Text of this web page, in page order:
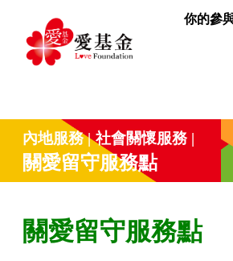
你的參
內地服務 社會關懷服務
關愛留守服務點
關愛留守服務點